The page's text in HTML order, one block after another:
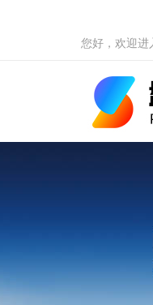
您好，欢迎进